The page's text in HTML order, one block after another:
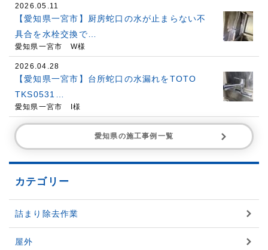
2026.05.11
【愛知県一宮市】厨房蛇口の水が止まらない不
具合を水栓交換で…
愛知県一宮市 W様
2026.04.28
【愛知県一宮市】台所蛇口の水漏れをTOTO
TKS0531…
愛知県一宮市 I様
愛知県の施工事例一覧
カテゴリー
詰まり除去作業
屋外